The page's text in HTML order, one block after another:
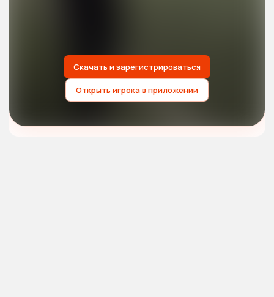
Скачать и зарегистрироваться
Открыть игрока в приложении